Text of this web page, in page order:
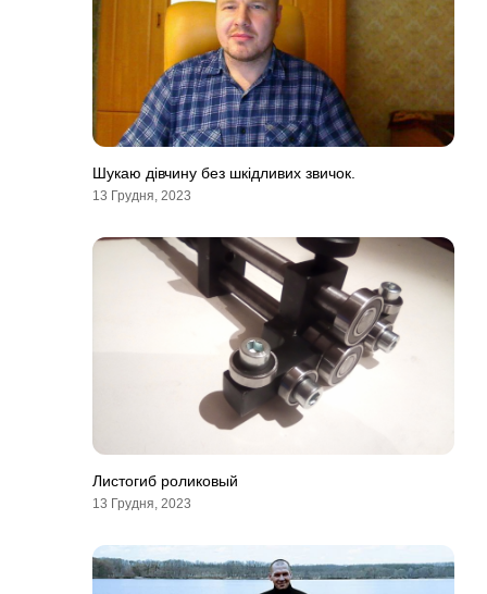
Шукаю дівчину без шкідливих звичок.
13 Грудня, 2023
Листогиб роликовый
13 Грудня, 2023